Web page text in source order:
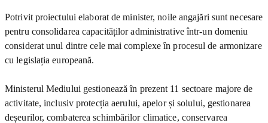
Potrivit proiectului elaborat de minister, noile angajări sunt necesare
pentru consolidarea capacităților administrative într-un domeniu
considerat unul dintre cele mai complexe în procesul de armonizare
cu legislația europeană.
Ministerul Mediului gestionează în prezent 11 sectoare majore de
activitate, inclusiv protecția aerului, apelor și solului, gestionarea
deșeurilor, combaterea schimbărilor climatice, conservarea